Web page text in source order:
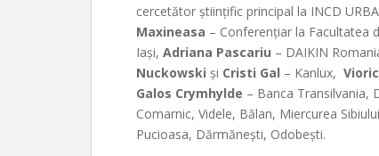
cercetător științific principal la INCD
Maxineasa – Conferențiar la Facultatea
Iași, Adriana Pascariu – DAIKIN
Nuckowski și Cristi Gal – Kanlux,
Galos Crymhylde – Banca Transilvania,
Comarnic, Videle, Bălan, Miercurea
Pucioasa, Dărmănești, Odobești.